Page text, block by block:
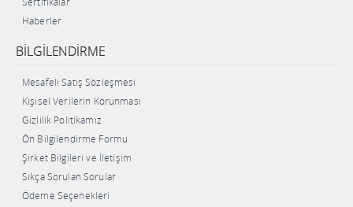
Haberler
BILGILENDIRME
Mesafeli Satış Sözleşmesi
Kişisel Verilerin Korunması
Gizlilik Politikamız
Ön Bilgilendirme Formu
Şirket Bilgileri ve İletişim
Sıkça Sorulan Sorular
Ödeme Seçenekleri